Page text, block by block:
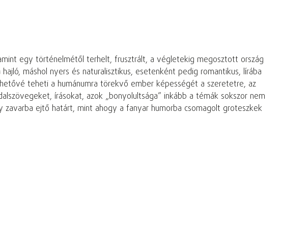
egy történelmétől terhelt, frusztrált, a végletekig megosztott ország
máshol nyers és naturalisztikus, esetenként pedig romantikus, lírába
teheti a humánumra törekvő ember képességét a szeretetre, az
írásokat, azok „bonyolultsága” inkább a témák sokszor nem
ejtő határt, mint ahogy a fanyar humorba csomagolt groteszkek